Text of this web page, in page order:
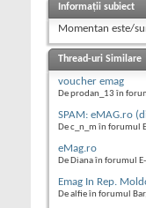
Informații subiect
Momentan este/
Thread-uri Similare
voucher emag
De prodan_13 în
SPAM: eMAG.ro
De c_n_m în forumul
eMag.ro
De Diana în forumul
Emag In Rep.
De alfie în forumul